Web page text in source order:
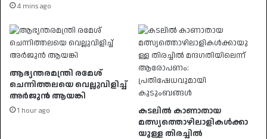
4 mins ago
ആഭ്യന്തരമന്ത്രി രമേശ്
ചെന്നിത്തലയെ വെല്ലുവിളിച്ച്
അർജുൻ ആയങ്കി
1 hour ago
കടലിൽ കാണാതായ
മത്സ്യത്തൊഴിലാളികൾക്കാ
യുള്ള തിരച്ചിൽ